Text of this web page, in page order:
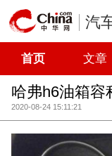
汽
首页 文章
哈弗h6油箱容
2020-08-24 15:11:21